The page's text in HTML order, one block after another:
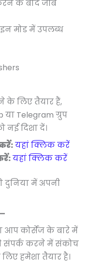
के बाद जॉब
मोड में उपलब्ध
के लिए तैयार हैं,
Telegram ग्रुप
दिशा दें।
यहां क्लिक करें
यहां क्लिक करें
दुनिया में अपनी
कोर्सेज के बारे में
संपर्क करने में संकोच
हमेशा तैयार है।